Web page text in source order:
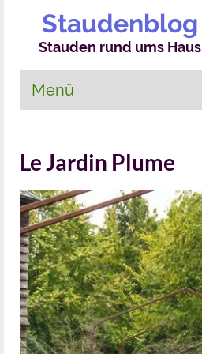
Staudenblog
Stauden rund ums Haus
Menü
Le Jardin Plume